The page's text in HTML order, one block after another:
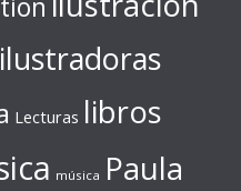
ilustradoras
Lecturas libros
música Paula